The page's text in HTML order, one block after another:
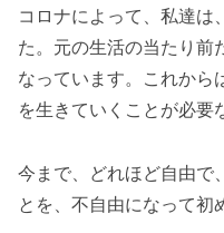
コロナによって、私達は
た。元の生活の当たり前
なっています。これから
を生きていくことが必要
今まで、どれほど自由で
とを、不自由になって初